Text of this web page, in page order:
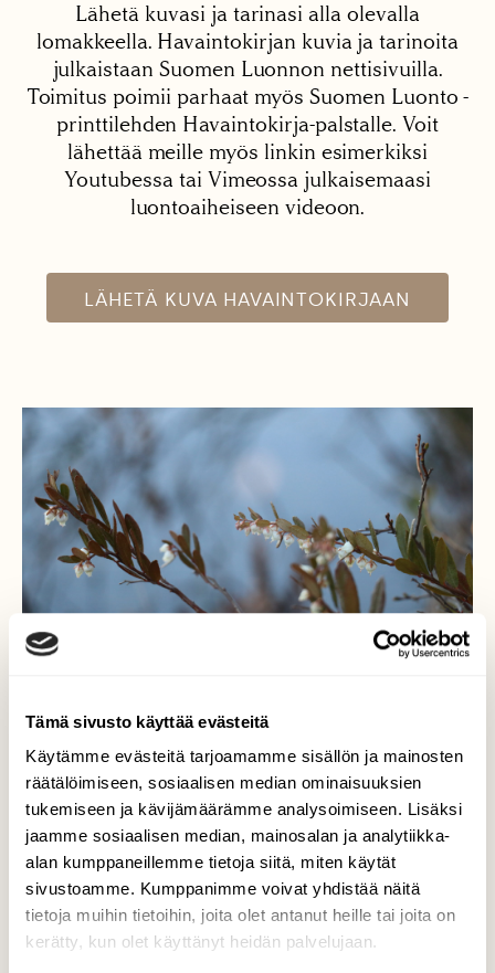
Tämä sivusto käyttää evästeitä
Käytämme evästeitä tarjoamamme sisällön ja mainosten
räätälöimiseen, sosiaalisen median ominaisuuksien
tukemiseen ja kävijämäärämme analysoimiseen. Lisäksi
jaamme sosiaalisen median, mainosalan ja analytiikka-
alan kumppaneillemme tietoja siitä, miten käytät
sivustoamme. Kumppanimme voivat yhdistää näitä
tietoja muihin tietoihin, joita olet antanut heille tai joita on
kerätty, kun olet käyttänyt heidän palvelujaan.
Lähetä kuvasi ja tarinasi alla olevalla
lomakkeella. Havaintokirjan kuvia ja tarinoita
julkaistaan Suomen Luonnon nettisivuilla.
Toimitus poimii parhaat myös Suomen Luonto -
printtilehden Havaintokirja-palstalle. Voit
lähettää meille myös linkin esimerkiksi
Youtubessa tai Vimeossa julkaisemaasi
luontoaiheiseen videoon.
LÄHETÄ KUVA HAVAINTOKIRJAAN
JÄRVENRANTAKUKAT,
VAIVERO
Vaivero kukkii kauniisti erämaajärvellä
Utajärvellä
Valokuvaaja: SINIKKA KUJALA, Vähäjärvi
(Utajärvi) 15.5.2019